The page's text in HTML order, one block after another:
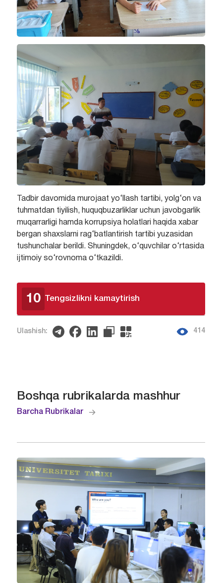
Tadbir davomida murojaat yo‘llash tartibi, yolg‘on va
tuhmatdan tiyilish, huquqbuzarliklar uchun javobgarlik
muqarrarligi hamda korrupsiya holatlari haqida xabar
bergan shaxslarni rag‘batlantirish tartibi yuzasidan
tushunchalar berildi. Shuningdek, o‘quvchilar o‘rtasida
ijtimoiy so‘rovnoma o‘tkazildi.
10 Tengsizlikni kamaytirish
Ulashish: 414
Boshqa rubrikalarda mashhur
Barcha Rubrikalar